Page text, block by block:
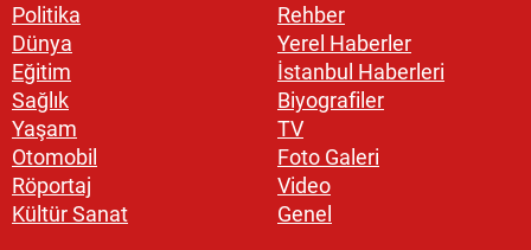
Politika
Dünya
Eğitim
Sağlık
Yaşam
Otomobil
Röportaj
Kültür Sanat
Rehber
Yerel Haberler
İstanbul Haberleri
Biyografiler
TV
Foto Galeri
Video
Genel